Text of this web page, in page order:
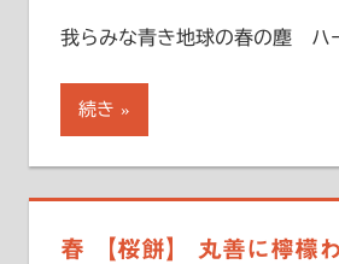
我らみな青き地球の春の塵 ハ
続き
春 【桜餅】 丸善に檸檬